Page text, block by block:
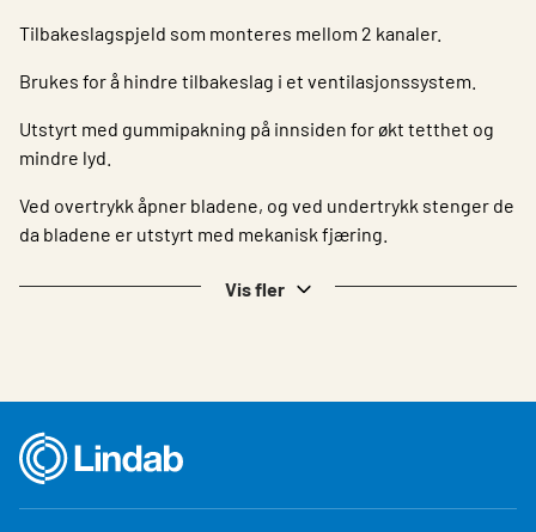
Choose languge
Norway
Tilbakeslagspjeld som monteres mellom 2 kanaler.
Brukes for å hindre tilbakeslag i et ventilasjonssystem.
Utstyrt med gummipakning på innsiden for økt tetthet og
mindre lyd.
Ved overtrykk åpner bladene, og ved undertrykk stenger de
da bladene er utstyrt med mekanisk fjæring.
Vis fler